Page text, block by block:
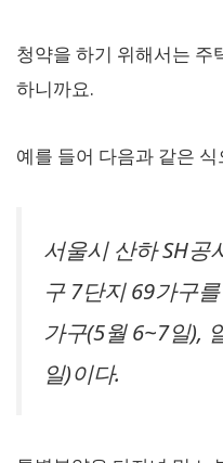
청약을 하기 위해서는
하니까요.
예를 들어 다음과 같은
서울시 산하 SH공
구 7단지 69가구
가구(5월 6~7일),
일)이다.